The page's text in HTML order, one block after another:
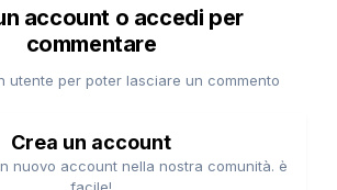
account o accedi per
commentare
utente per poter lasciare un commento
Crea un account
nuovo account nella nostra comunità. è